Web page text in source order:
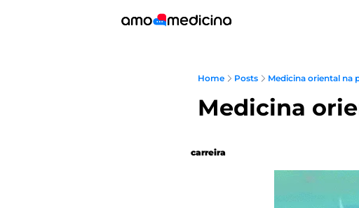
Home Posts Medicina oriental na
Medicina
carreira